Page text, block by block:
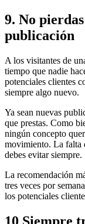
9. No
publicación
A los visitantes de
tiempo que nadie
potenciales clientes
siempre algo nuevo.
Ya sean nuevas
que prestas. Como
ningún concepto
movimiento. La falta
debes evitar siempre.
La recomendación
tres veces por
los potenciales
10 Siempre